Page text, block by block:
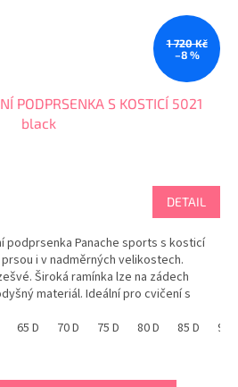
1 720 Kč
–8 %
PODPRSENKA S KOSTICÍ 5021
black
DETAIL
podprsenka Panache sports s kosticí
i v nadměrných velikostech.
Široká ramínka lze na zádech
materiál. Ideální pro cvičení s
65 D 70 D 75 D 80 D 85 D 90